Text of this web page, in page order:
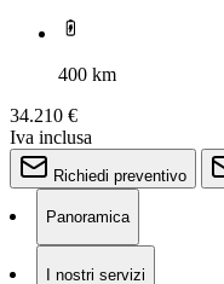
400 km
34.210 €
Iva inclusa
Richiedi preventivo
Panoramica
I nostri servizi